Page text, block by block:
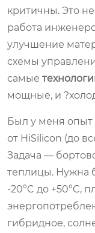
критичны. Это
работа
улучшение
схемы
самые
мощные, и
Был у меня опыт
от HiSilicon (до
Задача —
теплицы. Нужна
-20°C до +50°C,
гибридное,